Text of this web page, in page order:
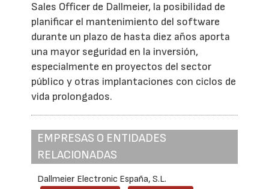
Sales Officer de Dallmeier, la posibilidad de
planificar el mantenimiento del software
durante un plazo de hasta diez años aporta
una mayor seguridad en la inversión,
especialmente en proyectos del sector
público y otras implantaciones con ciclos de
vida prolongados.
EMPRESAS O ENTIDADES
RELACIONADAS
Dallmeier Electronic España, S.L.